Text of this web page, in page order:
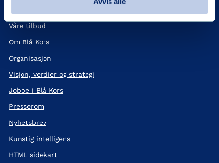
Våre tilbud
Om Blå Kors
Organisasjon
Visjon, verdier og strategi
Jobbe i Blå Kors
Presserom
Nyhetsbrev
Kunstig intelligens
HTML sidekart